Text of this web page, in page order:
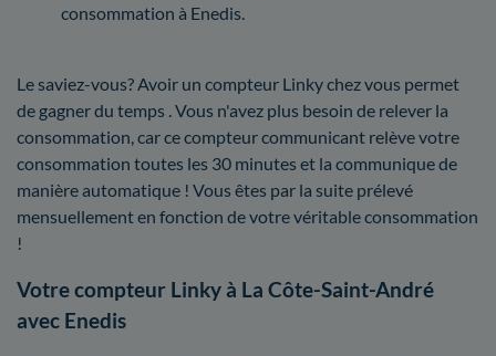
consommation à Enedis.
Le saviez-vous? Avoir un compteur Linky chez vous permet
de gagner du temps . Vous n'avez plus besoin de relever la
consommation, car ce compteur communicant relève votre
consommation toutes les 30 minutes et la communique de
manière automatique ! Vous êtes par la suite prélevé
mensuellement en fonction de votre véritable consommation
!
Votre compteur Linky à La Côte-Saint-André
avec Enedis